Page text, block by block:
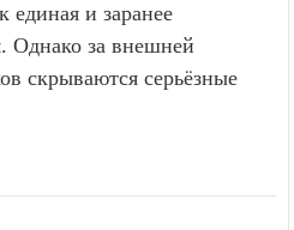
единая и заранее
Однако за внешней
скрываются серьёзные